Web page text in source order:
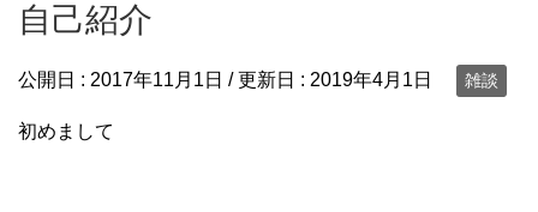
自己紹介
公開日 : 2017年11月1日 / 更新日 : 2019年4月1日 雑談
初めまして